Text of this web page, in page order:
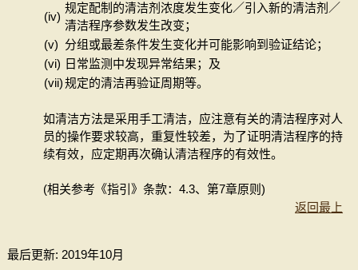
(iv)
规定配制的清洁剂浓度发生变化／引入新的清洁剂／
清洁程序参数发生改变；
(v) 分组或最差条件发生变化并可能影响到验证结论；
(vi) 日常监测中发现异常结果；及
(vii)规定的清洁再验证周期等。
如清洁方法是采用手工清洁，应注意有关的清洁程序对人
员的操作要求较高，重复性较差，为了证明清洁程序的持
续有效，应定期再次确认清洁程序的有效性。
(相关参考《指引》条款：4.3、第7章原则)
返回最上
最后更新: 2019年10月